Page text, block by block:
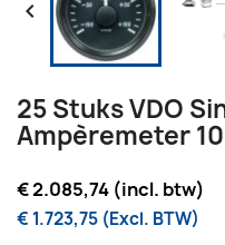

25 Stuks VDO
Ampèremeter
€ 2.085,74 (incl. btw)
€ 1.723,75 (Excl. BTW)